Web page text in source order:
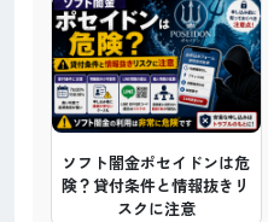
ソフト闇金ポセイドンは危
険？貸付条件と情報抜きリ
スクに注意